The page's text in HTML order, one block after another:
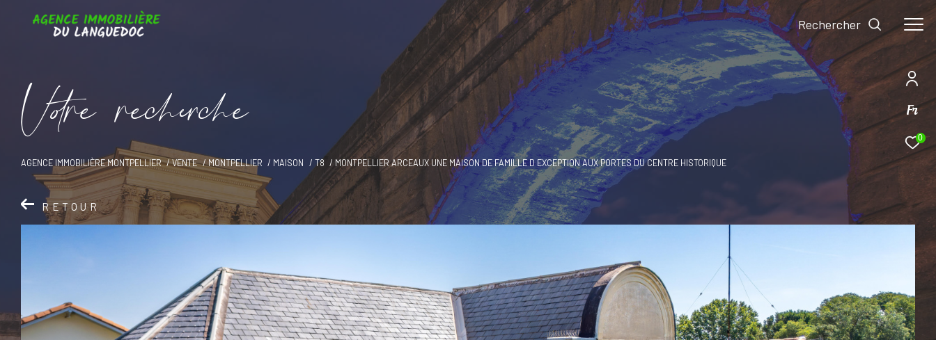
Fr
0
Rechercher
Vore recece
AGENCE IMMOBILIÈRE MONTPELLIER VENTE MONTPELLIER MAISON T8 MONTPELLIER ARCEAUX UNE MAISON DE FAMILLE D EXCEPTION AUX PORTES DU CENTRE HISTORIQUE
RETOUR